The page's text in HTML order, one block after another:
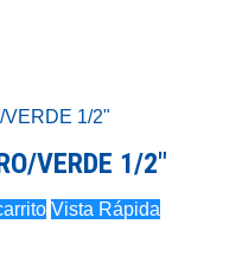
VERDE 1/2″
Vista Rápida